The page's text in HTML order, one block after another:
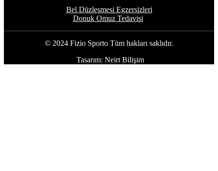
Bel Düzleşmesi Egzersizleri
Donuk Omuz Tedavisi
© 2024 Fizio Sporto Tüm hakları saklıdır.
Tasarım: Neirt Bilişim